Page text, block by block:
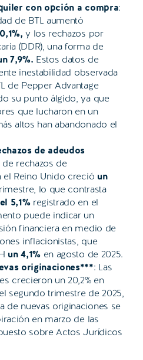
con opción a compra:
de BTL aumentó
y los rechazos por
(DDR), una forma de
7,9%. Estos datos de
inestabilidad observada
de Pepper Advantage
su punto álgido, ya que
que lucharon en un
altos han abandonado el
de adeudos
de rechazos de
Reino Unido creció un
lo que contrasta
5,1%registrado en el
puede indicar un
financiera en medio de
inflacionistas, que
un 4,1% en agosto de 2025.
originaciones***: Las
crecieron un 20,2% en
segundo trimestre de 2025,
de nuevas originaciones se
en marzo de las
sobre Actos Jurídicos